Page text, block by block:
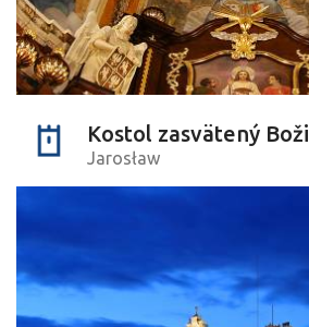
Kostol zasvätený
Jarosław